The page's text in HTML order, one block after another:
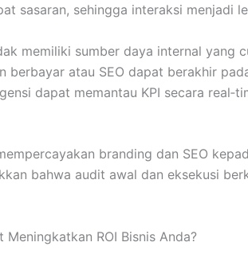
sasaran, sehingga interaksi menjadi
memiliki sumber daya internal yang
berbayar atau SEO dapat berakhir
dapat memantau KPI secara
branding dan SEO
bahwa audit awal dan eksekusi
ROI Bisnis Anda?